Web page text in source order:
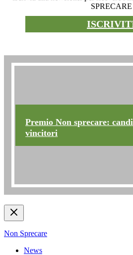
SPRECARE
Premio Non sprecare:
vincitori
Non Sprecare
News